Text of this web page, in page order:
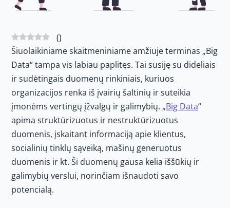
()
Šiuolaikiniame skaitmeniniame amžiuje terminas „Big
Data“ tampa vis labiau paplitęs. Tai susiję su dideliais
ir sudėtingais duomenų rinkiniais, kuriuos
organizacijos renka iš įvairių šaltinių ir suteikia
įmonėms vertingų įžvalgų ir galimybių. „Big Data“
apima struktūrizuotus ir nestruktūrizuotus
duomenis, įskaitant informaciją apie klientus,
socialinių tinklų sąveiką, mašinų generuotus
duomenis ir kt. Ši duomenų gausa kelia iššūkių ir
galimybių verslui, norinčiam išnaudoti savo
potencialą.